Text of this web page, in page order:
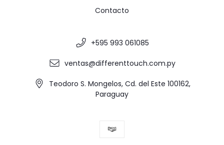
Contacto
+595 993 061085
ventas@differenttouch.com.py
Teodoro S. Mongelos, Cd. del Este 100162,
Paraguay